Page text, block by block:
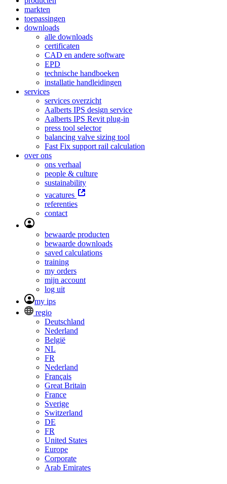
markten
toepassingen
downloads
alle downloads
certificaten
CAD en andere software
EPD
technische handboeken
installatie handleidingen
services
services overzicht
Aalberts IPS design service
Aalberts IPS Revit plug-in
press tool selector
balancing valve sizing tool
Fast Fix support rail calculation
over ons
ons verhaal
people & culture
sustainability
vacatures
referenties
contact
bewaarde producten
bewaarde downloads
saved calculations
training
my orders
mijn account
log uit
my ips
regio
Deutschland
Nederland
België
NL
FR
Nederland
Français
Great Britain
France
Sverige
Switzerland
DE
FR
United States
Europe
Corporate
Arab Emirates